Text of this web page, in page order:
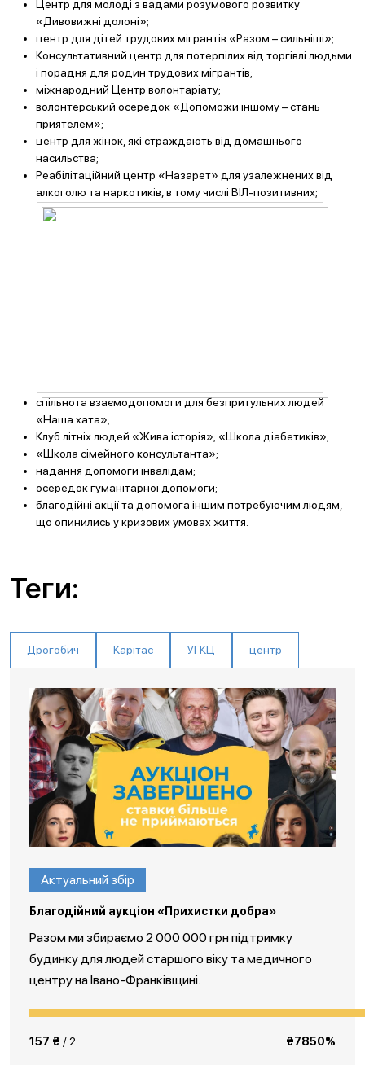
Центр для молоді з вадами розумового розвитку
«Дивовижні долоні»;
центр для дітей трудових мігрантів «Разом – сильніші»;
Консультативний центр для потерпілих від торгівлі людьми
і порадня для родин трудових мігрантів;
міжнародний Центр волонтаріату;
волонтерський осередок «Допоможи іншому – стань
приятелем»;
центр для жінок, які страждають від домашнього
насильства;
Реабілітаційний центр «Назарет» для узалежнених від
алкоголю та наркотиків, в тому числі ВІЛ-позитивних;
спільнота взаємодопомоги для безпритульних людей
«Наша хата»;
Клуб літніх людей «Жива історія»; «Школа діабетиків»;
«Школа сімейного консультанта»;
надання допомоги інвалідам;
осередок гуманітарної допомоги;
благодійні акції та допомога іншим потребуючим людям,
що опинились у кризових умовах життя.
Теги:
Дрогобич Карітас УГКЦ центр
Актуальний збір
Благодійний аукціон «Прихистки добра»
Разом ми збираємо 2 000 000 грн підтримку
будинку для людей старшого віку та медичного
центру на Івано-Франківщині.
157 ₴ / 2 ₴7850%